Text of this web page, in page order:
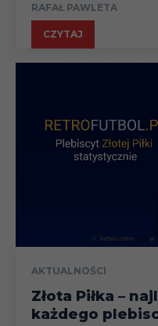
RAFAŁ PAWLETA
CZYTAJ
AKTUALNOŚCI
Złota Piłka –
każdego